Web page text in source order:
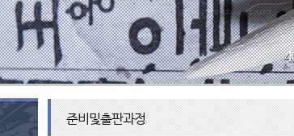
준비및출판과정